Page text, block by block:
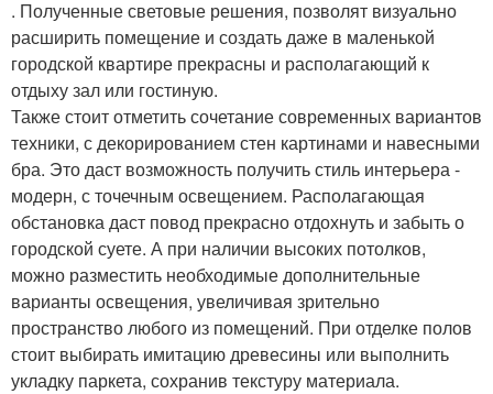
. Полученные световые решения, позволят визуально
расширить помещение и создать даже в маленькой
городской квартире прекрасны и располагающий к
отдыху зал или гостиную.
Также стоит отметить сочетание современных вариантов
техники, с декорированием стен картинами и навесными
бра. Это даст возможность получить стиль интерьера -
модерн, с точечным освещением. Располагающая
обстановка даст повод прекрасно отдохнуть и забыть о
городской суете. А при наличии высоких потолков,
можно разместить необходимые дополнительные
варианты освещения, увеличивая зрительно
пространство любого из помещений. При отделке полов
стоит выбирать имитацию древесины или выполнить
укладку паркета, сохранив текстуру материала.